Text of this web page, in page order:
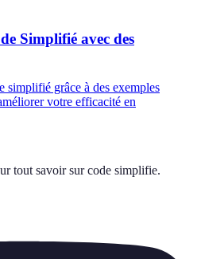
Simplifié avec des
simplifié grâce à des exemples
votre efficacité en
tout savoir sur code simplifie.